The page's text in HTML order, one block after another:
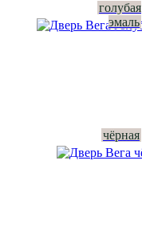
голубая
эмаль
чёрная